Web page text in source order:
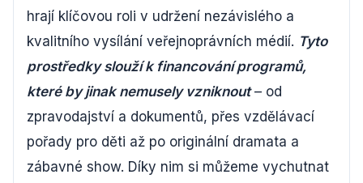
hrají klíčovou roli v udržení nezávislého a
kvalitního vysílání veřejnoprávních médií. Tyto
prostředky slouží k financování programů,
které by jinak nemusely vzniknout– od
zpravodajství a dokumentů, přes vzdělávací
pořady pro děti až po originální dramata a
zábavné show. Díky nim si můžeme vychutnat